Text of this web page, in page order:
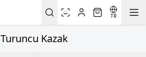
TR
Turuncu Kazak